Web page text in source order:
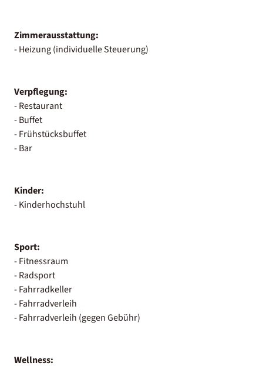
Zimmerausstattung:
- Heizung (individuelle Steuerung)
Verpflegung:
- Restaurant
- Buffet
- Frühstücksbuffet
- Bar
Kinder:
- Kinderhochstuhl
Sport:
- Fitnessraum
- Radsport
- Fahrradkeller
- Fahrradverleih
- Fahrradverleih (gegen Gebühr)
Wellness: